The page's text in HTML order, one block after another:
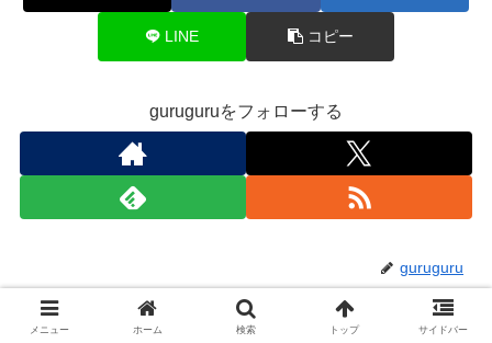
LINE コピー
guruguruをフォローする
guruguru
メニュー ホーム 検索 トップ サイドバー